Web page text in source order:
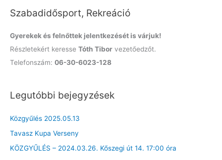
rSzabadidősport, Rekreáció
Gyerekek és felnőttek jelentkezését is várjuk!
Részletekért keresse Tóth Tibor vezetőedzőt.
Telefonszám: 06-30-6023-128
Legutóbbi bejegyzések
Közgyűlés 2025.05.13
Tavasz Kupa Verseny
KÖZGYŰLÉS – 2024.03.26. Kőszegi út 14. 17:00 óra